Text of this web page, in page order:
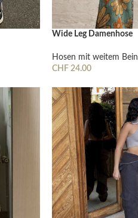
Wide Leg Damenhose
Hosen mit weitem Bein
CHF 24.00